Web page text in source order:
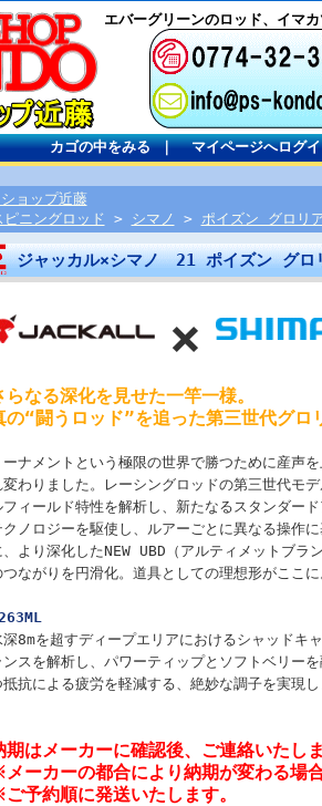
エバーグリーンのロッド、イマ
カゴの中をみる｜ マイページへログ
ョップ近藤
ピニングロッド > シマノ > ポイズン グロリ
ジャッカル×シマノ 21 ポイズン グ
×
らなる深化を見せた一竿一様。
の“闘うロッド”を追った第三世代グロ
ーナメントという極限の世界で勝つために産声
変わりました。レーシングロッドの第三世代モ
フィールド特性を解析し、新たなるスタンダー
クノロジーを駆使し、ルアーごとに異なる操作
、より深化したNEW UBD（アルティメットブ
ながりを円滑化。道具としての理想形がここ
深8mを超すディープエリアにおけるシャッドキ
ンスを解析し、パワーティップとソフトベリー
抗による疲労を軽減する、絶妙な調子を実現し
期はメーカーに確認後、ご連絡いたしま
ーカーの都合により納期が変わる場合
予約順に発送いたします。